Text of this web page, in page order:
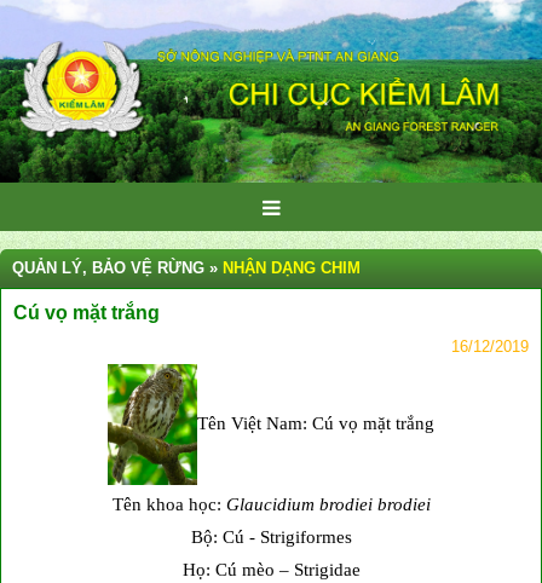
QUẢN LÝ, BẢO VỆ RỪNG » NHẬN DẠNG CHIM
Cú vọ mặt trắng
16/12/2019
Tên Việt Nam: Cú vọ mặt trắng
Tên khoa học: Glaucidium brodiei brodiei
Bộ: Cú - Strigiformes
Họ: Cú mèo – Strigidae